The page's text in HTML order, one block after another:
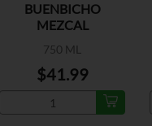
BUENBICHO
MEZCAL
750 ML
$41.99